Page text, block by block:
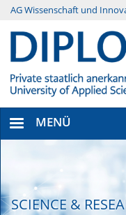
Direkt
Inhalt
Secondary
AG Wissenschaft und
MENÜ
SCIENCE &